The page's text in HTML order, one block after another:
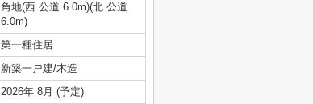
角地(西 公道 6.0m)(北 公道
6.0m)
第一種住居
新築一戸建/木造
2026年 8月 (予定)